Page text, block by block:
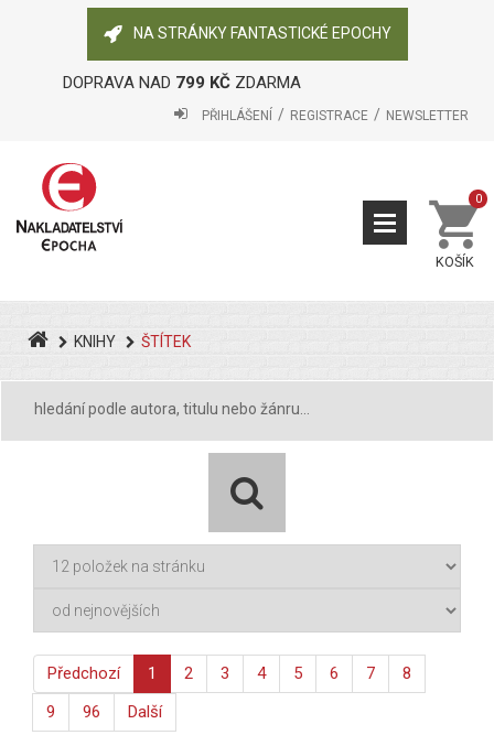
NA STRÁNKY FANTASTICKÉ EPOCHY
DOPRAVA NAD 799 KČZDARMA
PŘIHLÁŠENÍ REGISTRACE NEWSLETTER
KOŠÍK
0
KNIHY ŠTÍTEK
Předchozí 1 2 3 4 5 6 7
8
9
96 Další